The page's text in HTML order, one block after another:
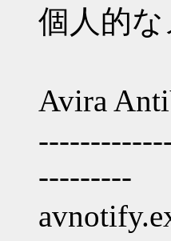
個人的な
Avira
---------